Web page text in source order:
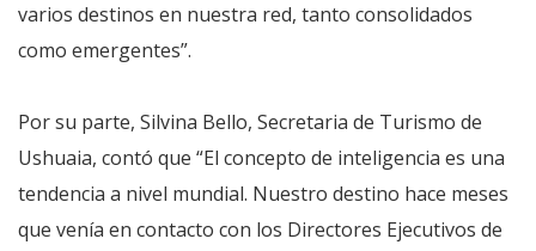
varios destinos en nuestra red, tanto consolidados
como emergentes”.
Por su parte, Silvina Bello, Secretaria de Turismo de
Ushuaia, contó que “El concepto de inteligencia es una
tendencia a nivel mundial. Nuestro destino hace meses
que venía en contacto con los Directores Ejecutivos de